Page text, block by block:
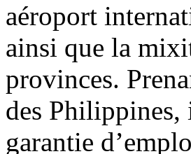
aéroport
ainsi que la
provinces.
des Philippines,
garantie